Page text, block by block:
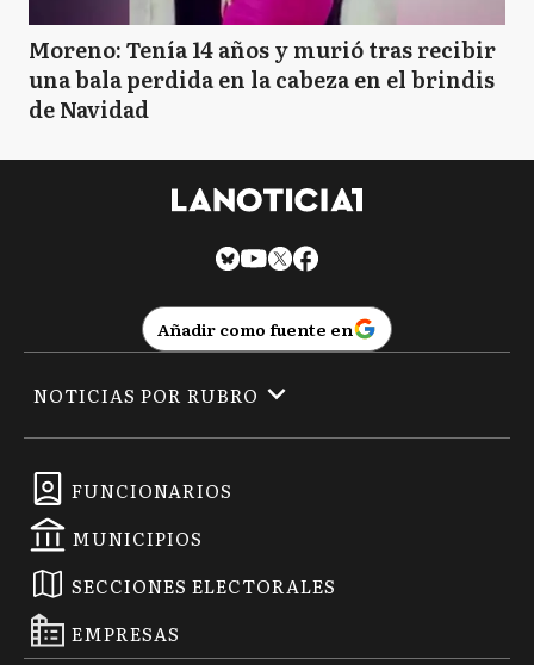
Moreno: Tenía 14 años y murió tras recibir
una bala perdida en la cabeza en el brindis
de Navidad
Añadir como fuente en
FUNCIONARIOS
MUNICIPIOS
SECCIONES ELECTORALES
EMPRESAS
NOTICIAS POR RUBRO